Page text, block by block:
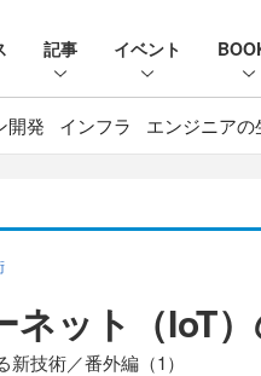
記事 イベント
開発 インフラ エンジニアの
ネット（IoT
技術／番外編（1）